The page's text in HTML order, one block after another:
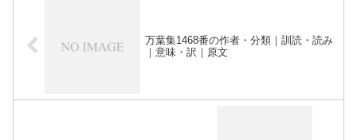
万葉集1468番の作者・分類｜訓読・読み
｜意味・訳｜原文